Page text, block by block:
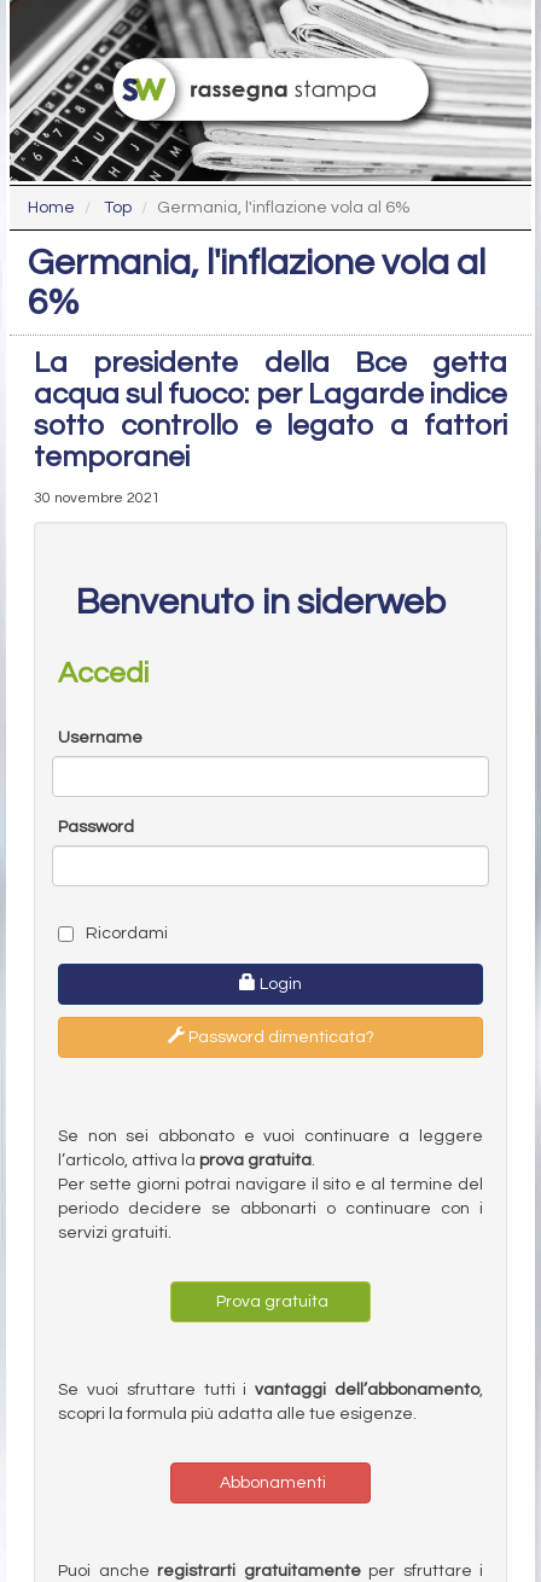
Home Top Germania, l'inflazione vola al 6%
Germania, l'inflazione vola al
6%
La presidente della Bce getta
acqua sul fuoco: per Lagarde indice
sotto controllo e legato a fattori
temporanei
30 novembre 2021
Benvenuto in siderweb
Accedi
Username
Password
Ricordami
Login
Password dimenticata?
Se non sei abbonato e vuoi continuare a leggere
l’articolo, attiva la prova gratuita.
Per sette giorni potrai navigare il sito e al termine del
periodo decidere se abbonarti o continuare con i
servizi gratuiti.
Prova gratuita
Se vuoi sfruttare tutti ivantaggi dell’abbonamento,
scopri la formula più adatta alle tue esigenze.
Abbonamenti
Puoi anche registrarti gratuitamenteper sfruttare i